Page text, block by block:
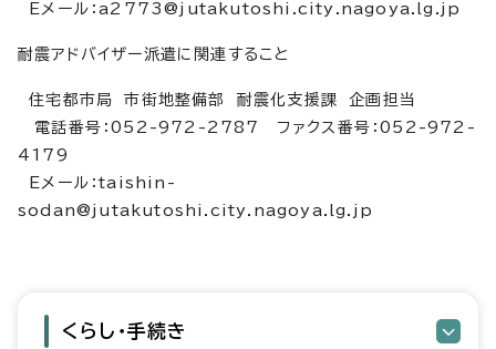
Eメール：a2773@jutakutoshi.city.nagoya.lg.jp
耐震アドバイザー派遣に関連すること
住宅都市局 市街地整備部 耐震化支援課 企画担当
電話番号：052-972-2787 ファクス番号：052-972-
4179
Eメール：taishin-
sodan@jutakutoshi.city.nagoya.lg.jp
くらし・手続き